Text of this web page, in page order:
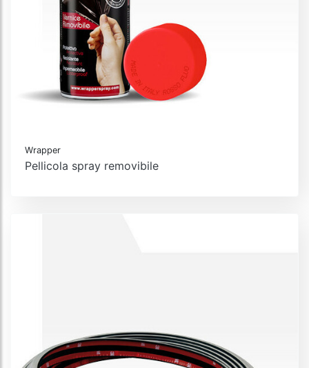
Wrapper
Pellicola spray removibile